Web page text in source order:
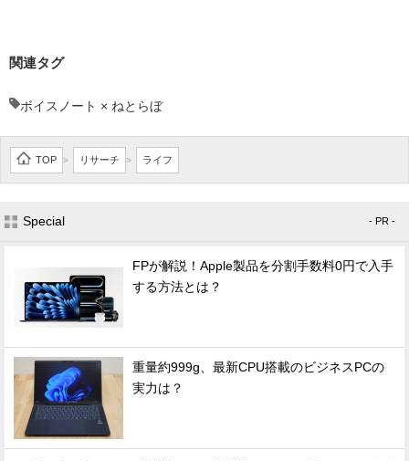
関連タグ
ボイスノート × ねとらぼ
TOP > リサーチ > ライフ
Special - PR -
FPが解説！Apple製品を分割手数料0円で入手
する方法とは？
重量約999g、最新CPU搭載のビジネスPCの
実力は？